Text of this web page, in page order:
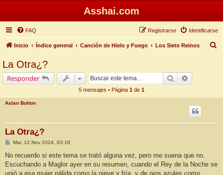
Asshai.com
FAQ Identificarse
Registrarse
Inicio Índice general Canción de Hielo y Fuego Los Siete Reinos
La Otra¿?
Responder Buscar
5 mensajes • Página 1 de 1
Aslan Bolton
La Otra¿?
M
n
a
j
Mar, 12 Nov 2024, 03:18
No recuerdo si este tema se trató alguna vez, pero me suena que no.
Escuchando a Maglor ayer en su resumen, cuando el Rey de la Noche se
unió a esa mujer pálida como la nieve y fría, y de ojos azules como